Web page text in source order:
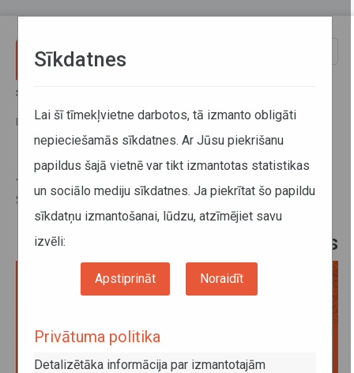
Sākums
par 8% vairāk braucēju nekā parastās svētdienās
Starptautiskajā dienā bez auto
sabiedrisko transportu
izmantojuši par 8% vairāk
braucēju nekā parastās svētdienās
Sīkdatnes
Lai šī tīmekļvietne darbotos, tā izmanto obligāti
nepieciešamās sīkdatnes. Ar Jūsu piekrišanu
papildus šajā vietnē var tikt izmantotas statistikas
un sociālo mediju sīkdatnes. Ja piekrītat šo papildu
sīkdatņu izmantošanai, lūdzu, atzīmējiet savu
izvēli:
Apstiprināt Noraidīt
Privātuma politika
Detalizētāka informācija par izmantotajām